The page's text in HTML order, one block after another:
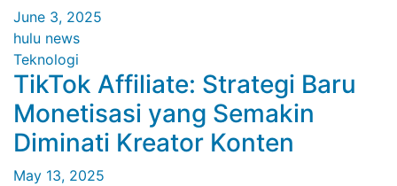
June 3, 2025
hulu news
Teknologi
TikTok Affiliate: Strategi Baru
Monetisasi yang Semakin
Diminati Kreator Konten
May 13, 2025